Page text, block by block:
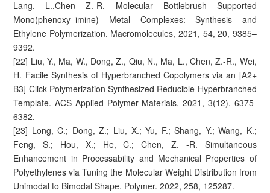
Lang, L.,Chen Z.-R. Molecular Bottlebrush Supported
Mono(phenoxy–imine) Metal Complexes: Synthesis and
Ethylene Polymerization. Macromolecules, 2021, 54, 20, 9385–
9392.
[22] Liu, Y., Ma, W., Dong, Z., Qiu, N., Ma, L., Chen, Z.-R., Wei,
H. Facile Synthesis of Hyperbranched Copolymers via an [A2+
B3] Click Polymerization Synthesized Reducible Hyperbranched
Template. ACS Applied Polymer Materials, 2021, 3(12), 6375-
6382.
[23] Long, C.; Dong, Z.; Liu, X.; Yu, F.; Shang, Y.; Wang, K.;
Feng, S.; Hou, X.; He, C.; Chen, Z. -R. Simultaneous
Enhancement in Processability and Mechanical Properties of
Polyethylenes via Tuning the Molecular Weight Distribution from
Unimodal to Bimodal Shape. Polymer. 2022, 258, 125287.